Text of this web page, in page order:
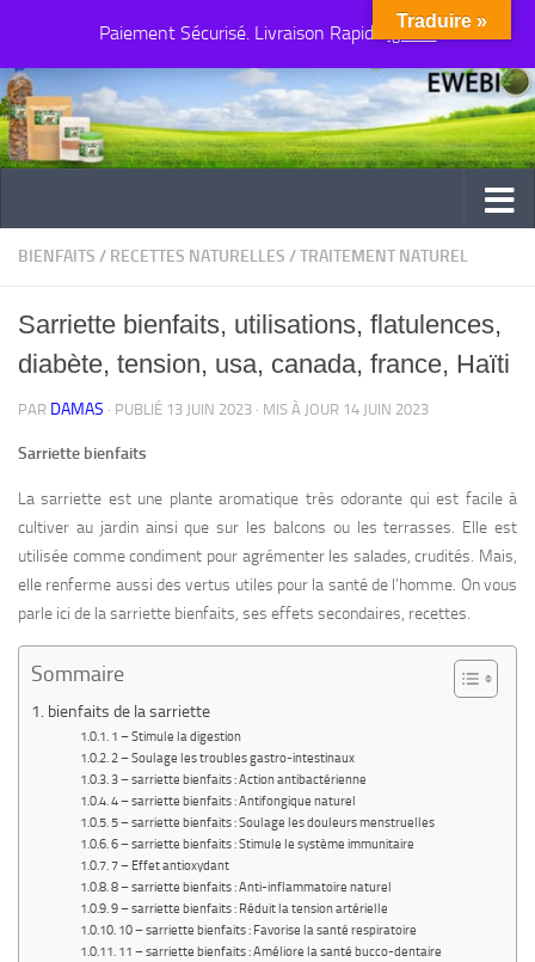
Paiement Sécurisé. Livraison Rapide Ignorer
Au dessous du contenu
BIENFAITS / RECETTES NATURELLES /TRAITEMENT NATUREL
Sarriette bienfaits, utilisations, flatulences,
diabète, tension, usa, canada, france, Haïti
PAR DAMAS · PUBLIÉ 13 JUIN 2023 · MIS À JOUR 14 JUIN 2023
Sarriette bienfaits
La sarriette est une plante aromatique très odorante qui est facile à
cultiver au jardin ainsi que sur les balcons ou les terrasses. Elle est
utilisée comme condiment pour agrémenter les salades, crudités. Mais,
elle renferme aussi des vertus utiles pour la santé de l’homme. On vous
parle ici de la sarriette bienfaits, ses effets secondaires, recettes.
Sommaire
bienfaits de la sarriette
1 – Stimule la digestion
2 – Soulage les troubles gastro-intestinaux
3 – sarriette bienfaits : Action antibactérienne
4 – sarriette bienfaits : Antifongique naturel
5 – sarriette bienfaits : Soulage les douleurs menstruelles
6 – sarriette bienfaits : Stimule le système immunitaire
7 – Effet antioxydant
8 – sarriette bienfaits : Anti-inflammatoire naturel
9 – sarriette bienfaits : Réduit la tension artérielle
10 – sarriette bienfaits : Favorise la santé respiratoire
11 – sarriette bienfaits : Améliore la santé bucco-dentaire
Traduire »